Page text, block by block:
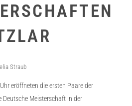
Straub
eröffneten die ersten Paare der
Deutsche Meisterschaft in der